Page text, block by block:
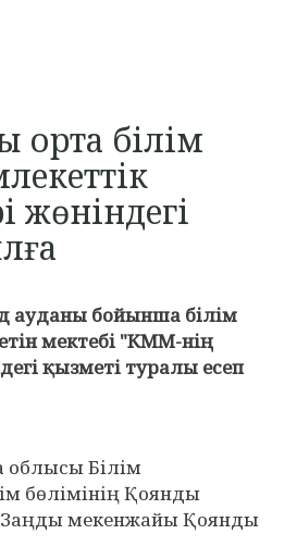
білім
жөніндегі
ауданы бойынша білім
мектебі "КММ-нің
қызметі туралы есеп
Білім
бөлімінің Қоянды
мекенжайы Қоянды